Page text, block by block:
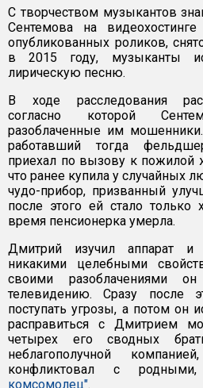
С творчеством музыкантов
Сентемова на
опубликованных роликов,
в 2015 году, музыканты
лирическую песню.
В ходе расследования
согласно которой
разоблаченные им
работавший тогда
приехал по вызову к пожилой
что ранее купила у случайных
чудо-прибор, призванный
после этого ей стало только
время пенсионерка умерла.
Дмитрий изучил аппарат и
никакими целебными
своими разоблачениями
телевидению. Сразу после
поступать угрозы, а потом он
расправиться с Дмитрием
четырех его сводных
неблагополучной
конфликтовал с
комсомолец".